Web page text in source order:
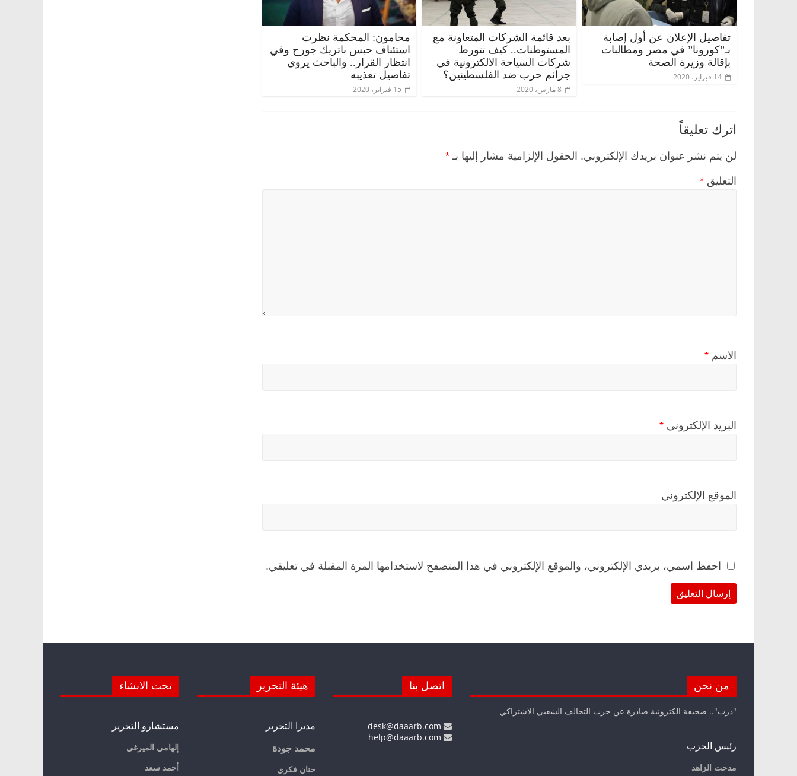
تفاصيل الإعلان عن أول إصابة
بـ”كورونا” في مصر ومطالبات
بإقالة وزيرة الصحة
14 فبراير، 2020
بعد قائمة الشركات المتعاونة مع
المستوطنات.. كيف تتورط
شركات السياحة الالكترونية في
جرائم حرب ضد الفلسطينين؟
8 مارس، 2020
محامون: المحكمة نظرت
استئناف حبس باتريك جورج وفي
انتظار القرار.. والباحث يروي
تفاصيل تعذيبه
15 فبراير، 2020
اترك تعليقاً
لن يتم نشر عنوان بريدك الإلكتروني. الحقول الإلزامية مشار إليها بـ *
التعليق *
الاسم *
البريد الإلكتروني *
الموقع الإلكتروني
احفظ اسمي، بريدي الإلكتروني، والموقع الإلكتروني في هذا المتصفح لاستخدامها المرة المقبلة في تعليقي.
من نحن
"درب".. صحيفة الكترونية صادرة عن حزب التحالف الشعبي الاشتراكي
رئيس الحزب
مدحت الزاهد
اتصل بنا هيئة التحرير
مديرا التحرير
محمد جودة
حنان فكري
تحت الانشاء
مستشارو التحرير
إلهامي الميرغي
أحمد سعد